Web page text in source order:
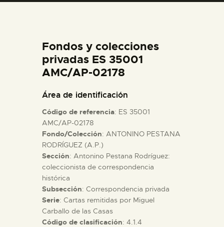
ESPAÑOL
ACTIVIDADES
█
EL MUSEO
COLECCIONES
Fondos y colecciones
privadas ES 35001
AMC/AP-02178
Área de identificación
Código de referencia: ES 35001
AMC/AP-02178
Fondo/Colección: ANTONINO PESTANA
RODRÍGUEZ (A.P.)
Sección: Antonino Pestana Rodríguez:
coleccionista de correspondencia
histórica
Subsección: Correspondencia privada
Serie: Cartas remitidas por Miguel
Carballo de las Casas
Código de clasificación: 4.1.4